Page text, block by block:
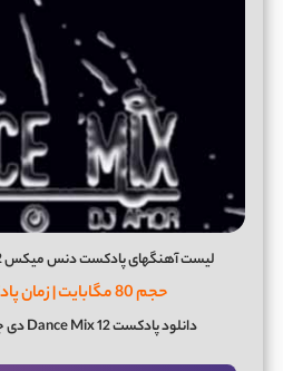
لیست آهنگهای پادکست دنس میکس 12 دیجی عامو و دیجی نامی
حجم 80 مگابایت | زمان پادکست 35 دقیقه
دانلود پادکست Dance Mix 12 دی جی عامور و دی جی نامی